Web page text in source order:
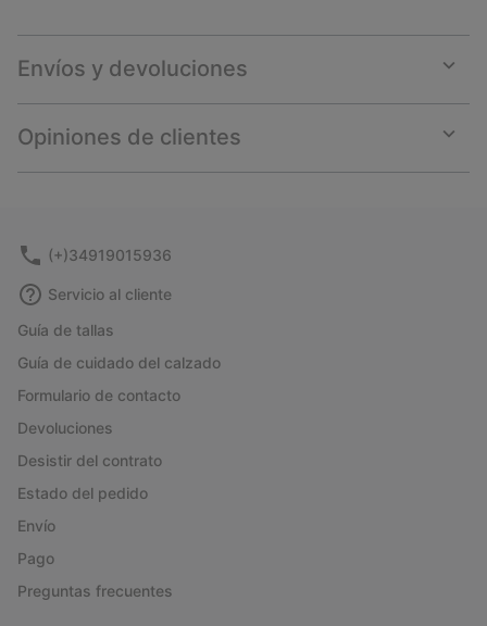
Envíos y devoluciones
or
Opiniones de clientes
or
(+)34919015936
Servicio al cliente
Guía de tallas
Guía de cuidado del calzado
Formulario de contacto
Devoluciones
Desistir del contrato
Estado del pedido
Envío
Pago
Preguntas frecuentes